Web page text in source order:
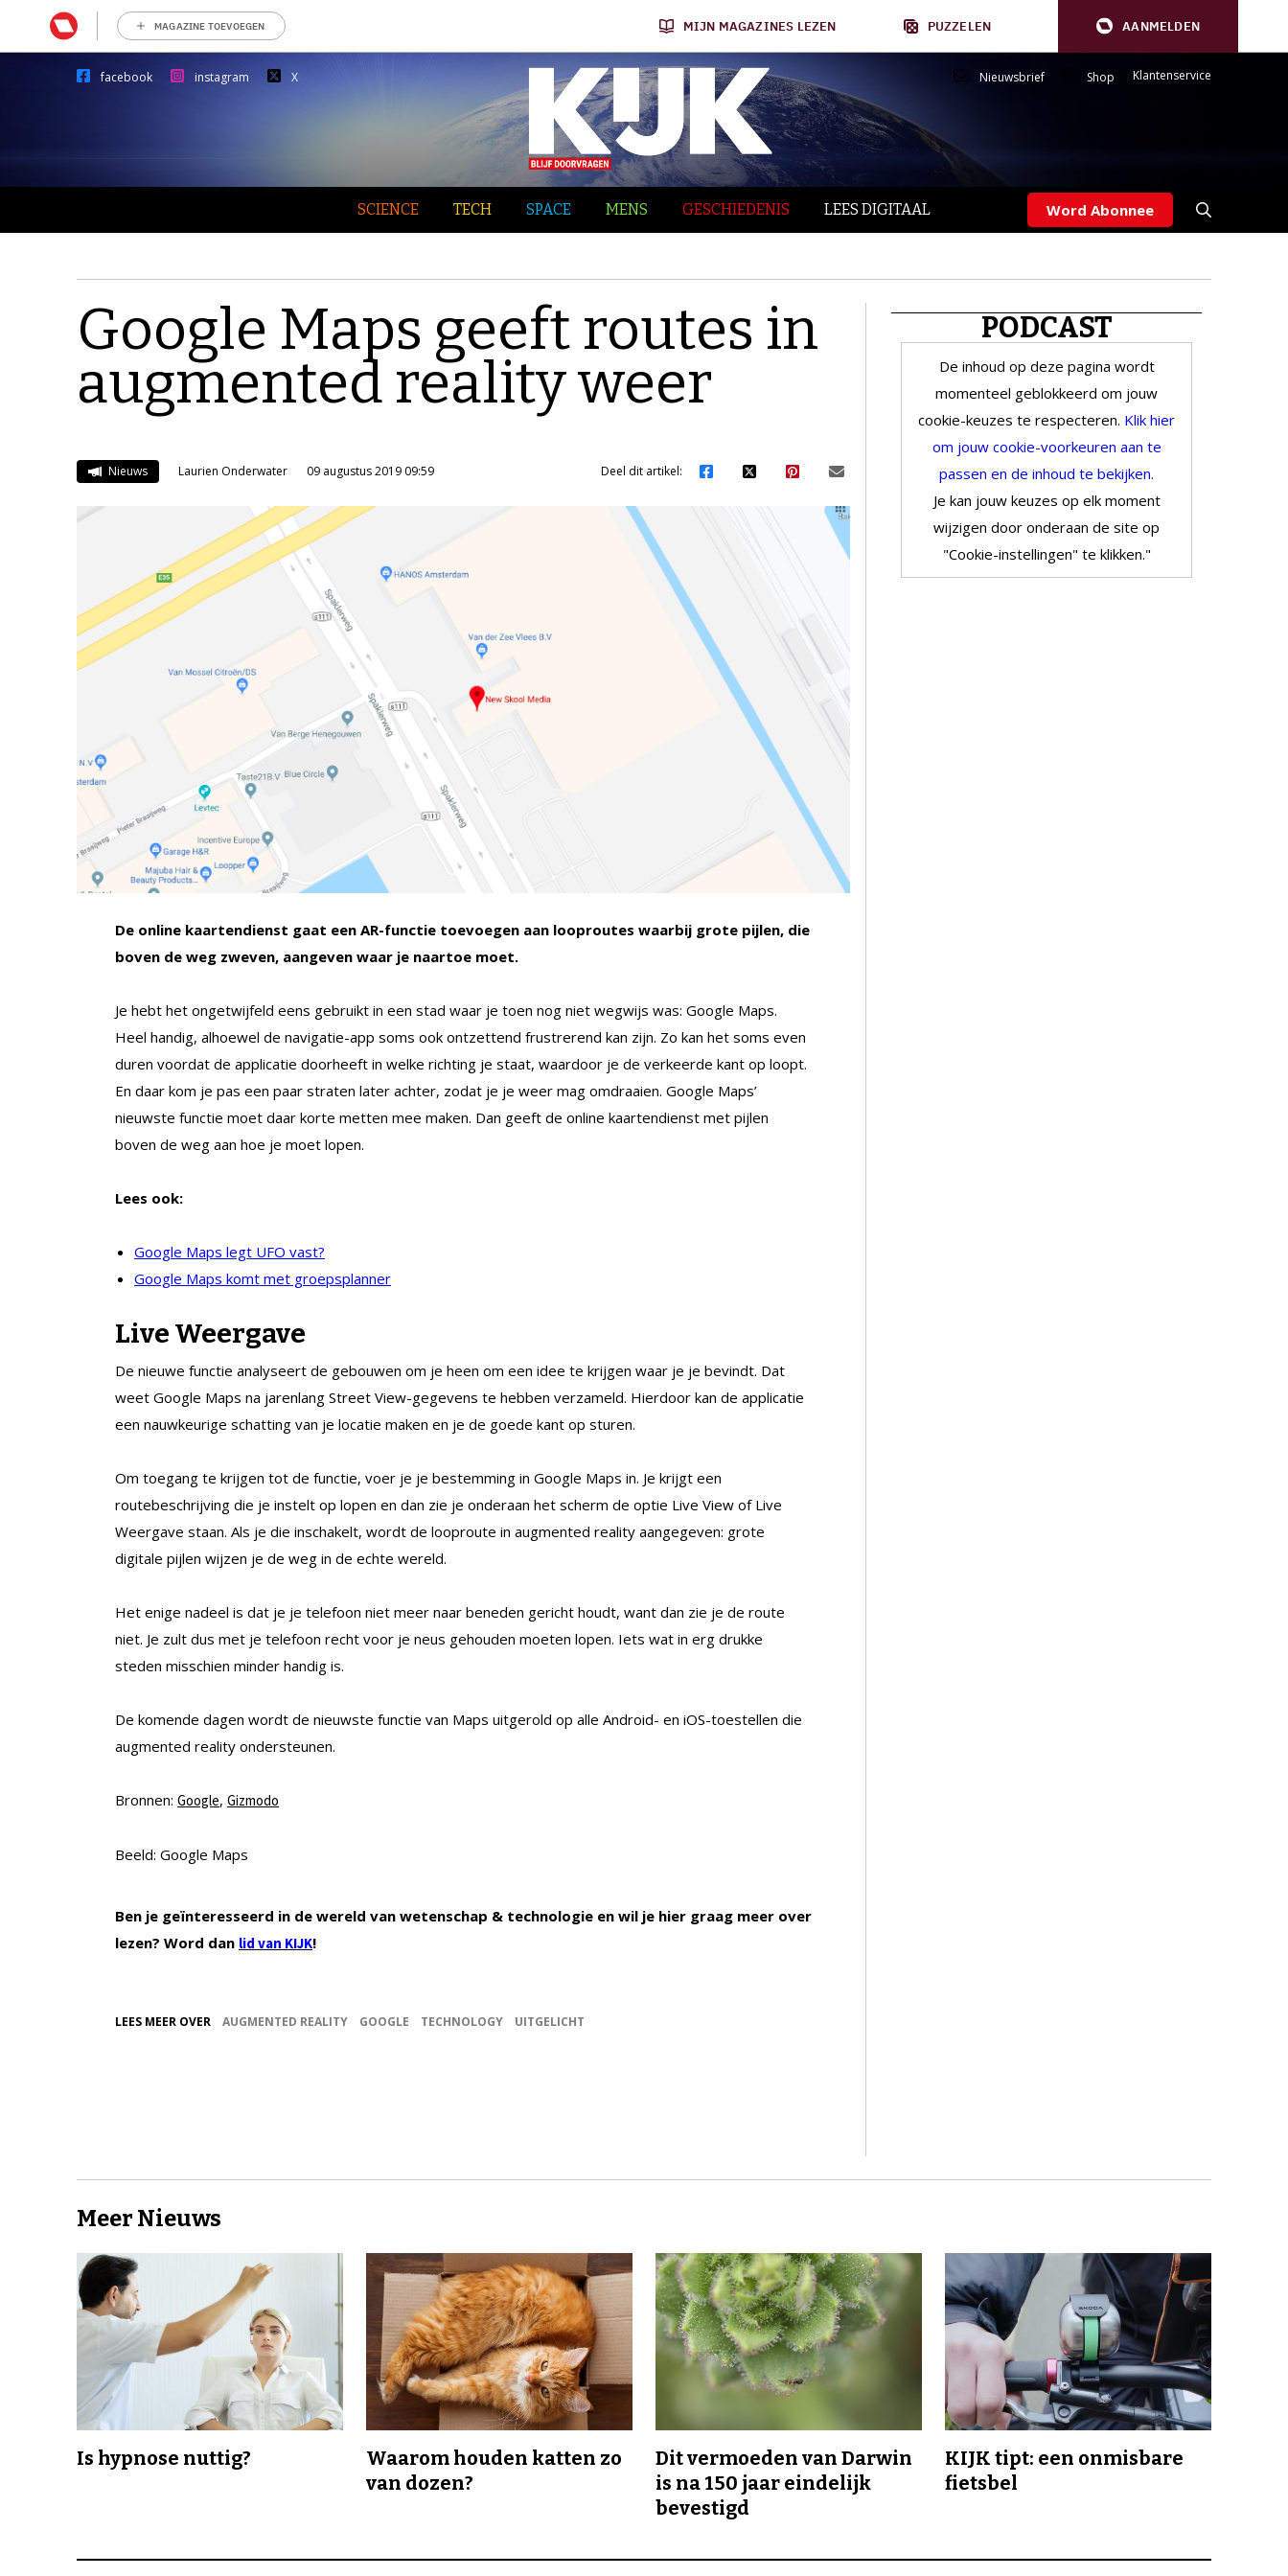
MAGAZINE TOEVOEGEN MIJN MAGAZINES LEZEN PUZZELEN AANMELDEN
facebook instagram X Nieuwsbrief Shop Klantenservice
SCIENCE TECH SPACE MENS GESCHIEDENIS LEES DIGITAAL Word Abonnee
Google Maps geeft routes in
augmented reality weer
Nieuws Laurien Onderwater 09 augustus 2019 09:59 Deel dit artikel:
De online kaartendienst gaat een AR-functie toevoegen aan looproutes waarbij grote pijlen, die
boven de weg zweven, aangeven waar je naartoe moet.
Je hebt het ongetwijfeld eens gebruikt in een stad waar je toen nog niet wegwijs was: Google Maps.
Heel handig, alhoewel de navigatie-app soms ook ontzettend frustrerend kan zijn. Zo kan het soms even
duren voordat de applicatie doorheeft in welke richting je staat, waardoor je de verkeerde kant op loopt.
En daar kom je pas een paar straten later achter, zodat je je weer mag omdraaien. Google Maps’
nieuwste functie moet daar korte metten mee maken. Dan geeft de online kaartendienst met pijlen
boven de weg aan hoe je moet lopen.
Lees ook:
Google Maps legt UFO vast?
Google Maps komt met groepsplanner
Live Weergave
De nieuwe functie analyseert de gebouwen om je heen om een idee te krijgen waar je je bevindt. Dat
weet Google Maps na jarenlang Street View-gegevens te hebben verzameld. Hierdoor kan de applicatie
een nauwkeurige schatting van je locatie maken en je de goede kant op sturen.
Om toegang te krijgen tot de functie, voer je je bestemming in Google Maps in. Je krijgt een
routebeschrijving die je instelt op lopen en dan zie je onderaan het scherm de optie Live View of Live
Weergave staan. Als je die inschakelt, wordt de looproute in augmented reality aangegeven: grote
digitale pijlen wijzen je de weg in de echte wereld.
Het enige nadeel is dat je je telefoon niet meer naar beneden gericht houdt, want dan zie je de route
niet. Je zult dus met je telefoon recht voor je neus gehouden moeten lopen. Iets wat in erg drukke
steden misschien minder handig is.
De komende dagen wordt de nieuwste functie van Maps uitgerold op alle Android- en iOS-toestellen die
augmented reality ondersteunen.
Bronnen: Google, Gizmodo
Beeld: Google Maps
Ben je geïnteresseerd in de wereld van wetenschap & technologie en wil je hier graag meer over
lezen? Word dan lid van KIJK!
LEES MEER OVER AUGMENTED REALITY GOOGLE TECHNOLOGY UITGELICHT
PODCAST
De inhoud op deze pagina wordt
momenteel geblokkeerd om jouw
cookie-keuzes te respecteren. Klik hier
om jouw cookie-voorkeuren aan te
passen en de inhoud te bekijken.
Je kan jouw keuzes op elk moment
wijzigen door onderaan de site op
"Cookie-instellingen" te klikken."
Meer Nieuws
Is hypnose nuttig?
Waarom houden katten zo
van dozen?
Dit vermoeden van Darwin
is na 150 jaar eindelijk
bevestigd
KIJK tipt: een onmisbare
fietsbel